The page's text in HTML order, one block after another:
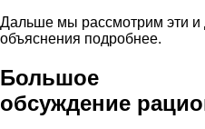
Дальше мы рассмотрим эти и
объяснения подробнее.
Большое
обсуждение